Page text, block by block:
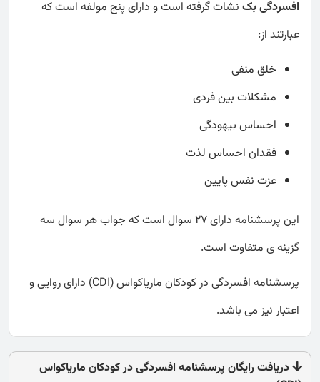
افسردگی بکنشات گرفته است و دارای پنج مولفه است که
عبارتند از:
خلق منفی
مشکلات بین فردی
احساس بیهودگی
فقدان احساس لذت
عزت نفس پایین
این پرسشنامه دارای 27 سوال است که جواب هر سوال سه
گزینه ی متفاوت است.
پرسشنامه افسردگی در کودکان ماریاکواس (CDI) دارای روایی و
اعتبار نیز می باشد.
دریافت رایگان پرسشنامه افسردگی در کودکان ماریاکواس